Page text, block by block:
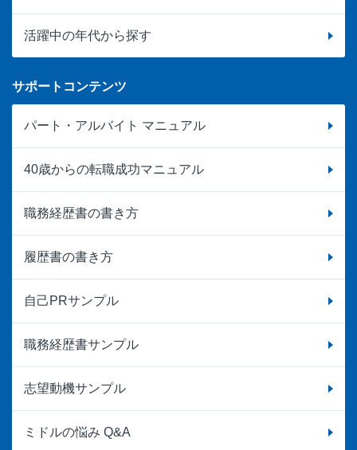
活躍中の年代から探す
サポートコンテンツ
パート・アルバイト マニュアル
40歳からの転職成功マニュアル
職務経歴書の書き方
履歴書の書き方
自己PRサンプル
職務経歴書サンプル
志望動機サンプル
ミドルの悩み Q&A